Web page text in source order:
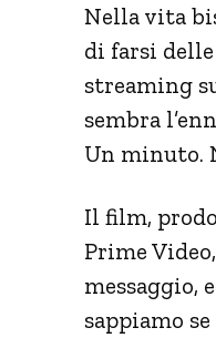
Nella vita
di farsi delle
streaming
sembra
Un minuto.
Il film,
Prime
messaggio,
sappiamo